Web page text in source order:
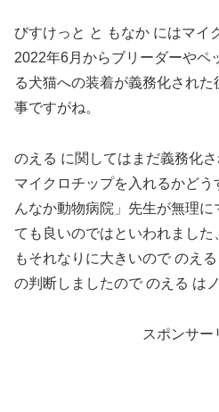
びすけっと と もなか にはマイ
2022年6月からブリーダーやペ
る犬猫への装着が義務化され
事ですがね。
のえる に関してはまだ義務化
マイクロチップを入れるかど
んなか動物病院」先生が無理に
ても良いのではといわれました
もそれなりに大きいので のえ
の判断しましたので のえる は
スポンサー